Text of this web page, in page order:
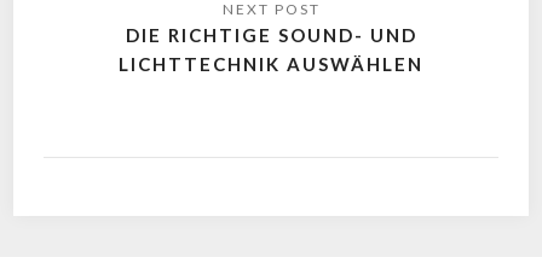
DIE RICHTIGE SOUND- UND
LICHTTECHNIK AUSWÄHLEN